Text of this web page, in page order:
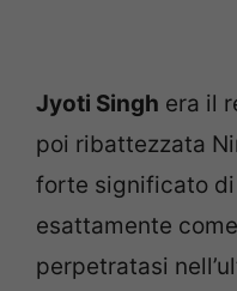
Jyoti Singh era il
poi ribattezzata
forte significato di
esattamente
perpetratasi